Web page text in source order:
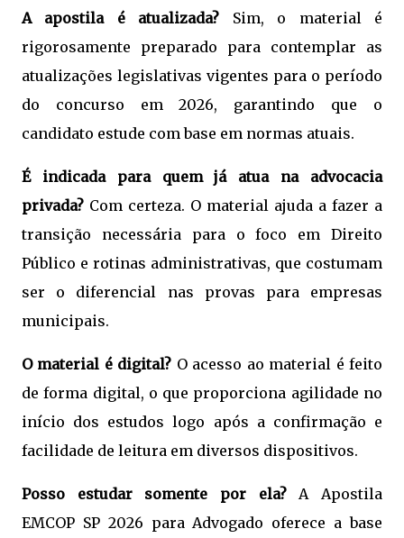
A apostila é atualizada? Sim, o material é
rigorosamente preparado para contemplar as
atualizações legislativas vigentes para o período
do concurso em 2026, garantindo que o
candidato estude com base em normas atuais.
É indicada para quem já atua na advocacia
privada? Com certeza. O material ajuda a fazer a
transição necessária para o foco em Direito
Público e rotinas administrativas, que costumam
ser o diferencial nas provas para empresas
municipais.
O material é digital? O acesso ao material é feito
de forma digital, o que proporciona agilidade no
início dos estudos logo após a confirmação e
facilidade de leitura em diversos dispositivos.
Posso estudar somente por ela?A Apostila
EMCOP SP 2026 para Advogado oferece a base